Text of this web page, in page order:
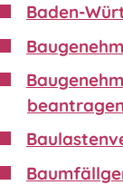
Baden-
beantragen